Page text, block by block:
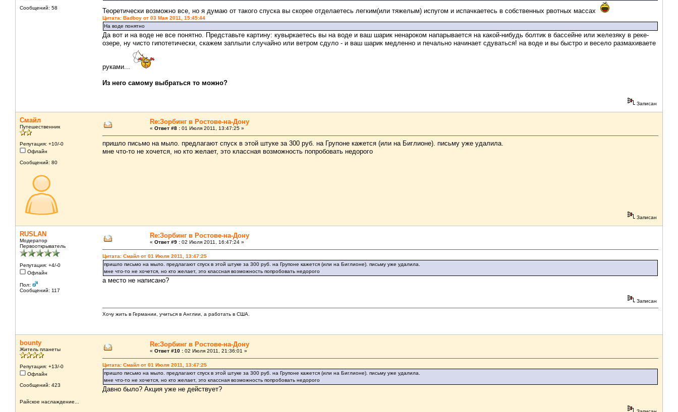
Сообщений: 58
Теоретически возможно все, но я думаю от такого спуска вы скорее отделаетесь легким(или тяжелым) испугом и испачкаетесь в собственных рвотных массах
Цитата: Badboy от 03 Мая 2011, 15:45:44
На воде понятно
Да вот и на воде не все понятно. Представьте картину: кувыркаетесь вы на воде и ваш шарик ненароком напарывается на какой-нибудь болтик в бассейне или железяку в реке-
озере, ну чисто гипотетически, скажем заплыли случайно или ветром сдуло - и ваш шарик медленно и печально начинает сдуваться! на воде и вы быстро и весело размахиваете
руками...
Из него самому выбраться то можно?
Записан
Смайл
Путешественник
Репутация: +10/-0
Офлайн
Сообщений: 80
Re:Зорбинг в Ростове-на-Дону
« Ответ #8 : 01 Июля 2011, 13:47:25 »
пришло письмо на мыло. предлагают спуск в этой штуке за 300 руб. на Групоне кажется (или на Биглионе). письму уже удалила.
мне что-то не хочется, но кто желает, это классная возможность попробовать недорого
Записан
RUSLAN
Модератор
Первооткрыватель
Репутация: +4/-0
Офлайн
Пол:
Сообщений: 117
Re:Зорбинг в Ростове-на-Дону
« Ответ #9 : 02 Июля 2011, 16:47:24 »
Цитата: Смайл от 01 Июля 2011, 13:47:25
пришло письмо на мыло. предлагают спуск в этой штуке за 300 руб. на Групоне кажется (или на Биглионе). письму уже удалила.
мне что-то не хочется, но кто желает, это классная возможность попробовать недорого
а место не написано?
Записан
Хочу жить в Германии, учиться в Англии, а работать в США.
bounty
Житель планеты
Репутация: +13/-0
Офлайн
Сообщений: 423
Райское наслаждение...
Re:Зорбинг в Ростове-на-Дону
« Ответ #10 : 02 Июля 2011, 21:36:01 »
Цитата: Смайл от 01 Июля 2011, 13:47:25
пришло письмо на мыло. предлагают спуск в этой штуке за 300 руб. на Групоне кажется (или на Биглионе). письму уже удалила.
мне что-то не хочется, но кто желает, это классная возможность попробовать недорого
Давно было? Акция уже не действует?